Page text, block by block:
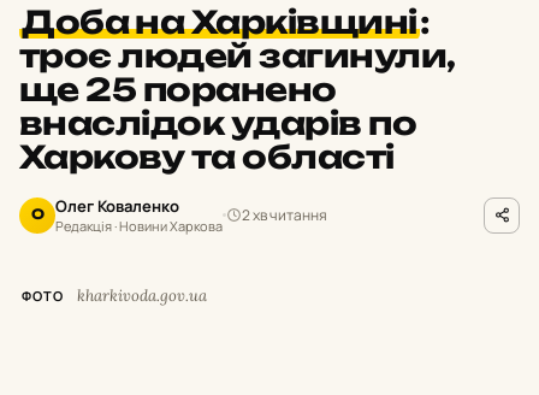
Доба на Харківщині:
троє людей загинули,
ще 25 поранено
внаслідок ударів по
Харкову та області
О Олег Коваленко
Редакція · Новини Харкова
2 хв читання
ФОТО kharkivoda.gov.ua